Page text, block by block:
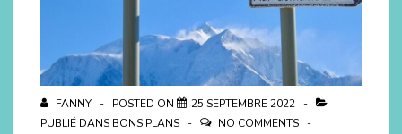
FANNY POSTED ON
25 SEPTEMBRE 2022
PUBLIÉ DANS BONS PLANS
NO COMMENTS